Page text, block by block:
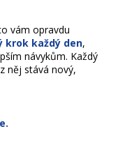
vám opravdu
krok každý den,
návykům. Každý
něj stává nový,